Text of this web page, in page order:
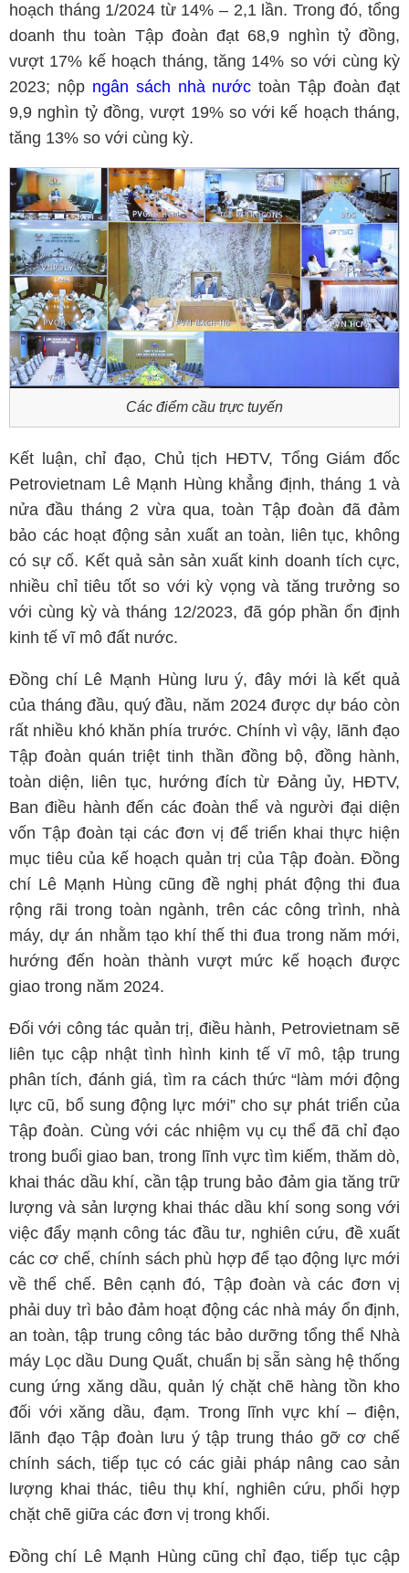
hoạch tháng 1/2024 từ 14% – 2,1 lần. Trong đó, tổng
doanh thu toàn Tập đoàn đạt 68,9 nghìn tỷ đồng,
vượt 17% kế hoạch tháng, tăng 14% so với cùng kỳ
2023; nộp ngân sách nhà nước toàn Tập đoàn đạt
9,9 nghìn tỷ đồng, vượt 19% so với kế hoạch tháng,
tăng 13% so với cùng kỳ.
Các điểm cầu trực tuyến
Kết luận, chỉ đạo, Chủ tịch HĐTV, Tổng Giám đốc
Petrovietnam Lê Mạnh Hùng khẳng định, tháng 1 và
nửa đầu tháng 2 vừa qua, toàn Tập đoàn đã đảm
bảo các hoạt động sản xuất an toàn, liên tục, không
có sự cố. Kết quả sản sản xuất kinh doanh tích cực,
nhiều chỉ tiêu tốt so với kỳ vọng và tăng trưởng so
với cùng kỳ và tháng 12/2023, đã góp phần ổn định
kinh tế vĩ mô đất nước.
Đồng chí Lê Mạnh Hùng lưu ý, đây mới là kết quả
của tháng đầu, quý đầu, năm 2024 được dự báo còn
rất nhiều khó khăn phía trước. Chính vì vậy, lãnh đạo
Tập đoàn quán triệt tinh thần đồng bộ, đồng hành,
toàn diện, liên tục, hướng đích từ Đảng ủy, HĐTV,
Ban điều hành đến các đoàn thể và người đại diện
vốn Tập đoàn tại các đơn vị để triển khai thực hiện
mục tiêu của kế hoạch quản trị của Tập đoàn. Đồng
chí Lê Mạnh Hùng cũng đề nghị phát động thi đua
rộng rãi trong toàn ngành, trên các công trình, nhà
máy, dự án nhằm tạo khí thế thi đua trong năm mới,
hướng đến hoàn thành vượt mức kế hoạch được
giao trong năm 2024.
Đối với công tác quản trị, điều hành, Petrovietnam sẽ
liên tục cập nhật tình hình kinh tế vĩ mô, tập trung
phân tích, đánh giá, tìm ra cách thức “làm mới động
lực cũ, bổ sung động lực mới” cho sự phát triển của
Tập đoàn. Cùng với các nhiệm vụ cụ thể đã chỉ đạo
trong buổi giao ban, trong lĩnh vực tìm kiếm, thăm dò,
khai thác dầu khí, cần tập trung bảo đảm gia tăng trữ
lượng và sản lượng khai thác dầu khí song song với
việc đẩy mạnh công tác đầu tư, nghiên cứu, đề xuất
các cơ chế, chính sách phù hợp để tạo động lực mới
về thể chế. Bên cạnh đó, Tập đoàn và các đơn vị
phải duy trì bảo đảm hoạt động các nhà máy ổn định,
an toàn, tập trung công tác bảo dưỡng tổng thể Nhà
máy Lọc dầu Dung Quất, chuẩn bị sẵn sàng hệ thống
cung ứng xăng dầu, quản lý chặt chẽ hàng tồn kho
đối với xăng dầu, đạm. Trong lĩnh vực khí – điện,
lãnh đạo Tập đoàn lưu ý tập trung tháo gỡ cơ chế
chính sách, tiếp tục có các giải pháp nâng cao sản
lượng khai thác, tiêu thụ khí, nghiên cứu, phối hợp
chặt chẽ giữa các đơn vị trong khối.
Đồng chí Lê Mạnh Hùng cũng chỉ đạo, tiếp tục cập